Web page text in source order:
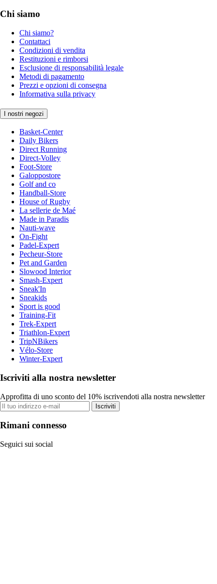
Chi siamo
Chi siamo?
Contattaci
Condizioni di vendita
Restituzioni e rimborsi
Esclusione di responsabilità legale
Metodi di pagamento
Prezzi e opzioni di consegna
Informativa sulla privacy
I nostri negozi
Basket-Center
Daily Bikers
Direct Running
Direct-Volley
Foot-Store
Galoppostore
Golf and co
Handball-Store
House of Rugby
La sellerie de Maé
Made in Paradis
Nauti-wave
On-Fight
Padel-Expert
Pecheur-Store
Pet and Garden
Slowood Interior
Smash-Expert
Sneak'In
Sneakids
Sport is good
Training-Fit
Trek-Expert
Triathlon-Expert
TripNBikers
Vélo-Store
Winter-Expert
Iscriviti alla nostra newsletter
Approfitta di uno sconto del 10% iscrivendoti alla nostra newsletter
Iscriviti
Rimani connesso
Seguici sui social